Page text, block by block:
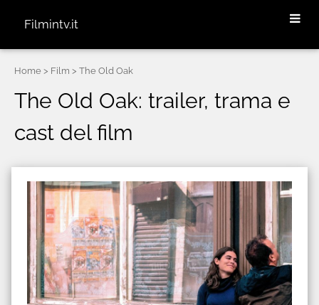
Filmintv.it
Home > Film > The Old Oak
The Old Oak: trailer, trama e
cast del film